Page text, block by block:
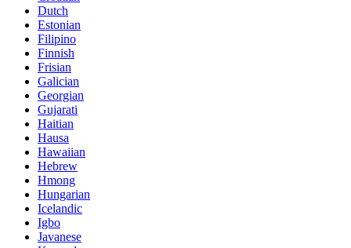
Dutch
Estonian
Filipino
Finnish
Frisian
Galician
Georgian
Gujarati
Haitian
Hausa
Hawaiian
Hebrew
Hmong
Hungarian
Icelandic
Igbo
Javanese